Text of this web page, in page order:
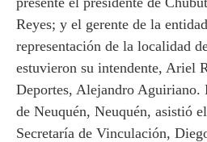
Reyes; y el gerente de la
representación de la localidad
estuvieron su intendente, Ariel
Deportes, Alejandro Aguiriano.
de Neuquén, Neuquén, asistió
Secretaría de Vinculación,